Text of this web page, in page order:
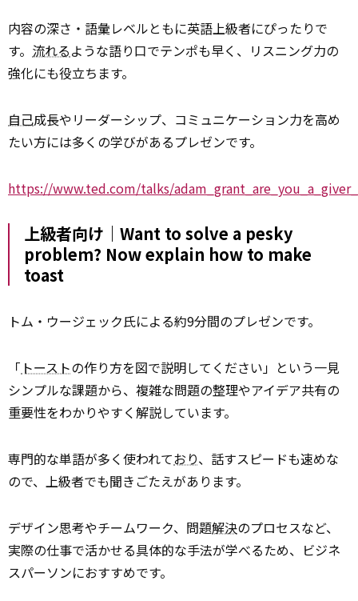
内容の深さ・語彙レベルともに英語上級者にぴったりで
す。 流れるような語り口でテンポも早く、リスニング力の
強化にも役立ちます。
自己成長やリーダーシップ、コミュニケーション力を高め
たい方には多くの学びがあるプレゼンです。
https://www.ted.com/talks/
上級者向け｜Want to solve a pesky
problem? Now explain how to make
toast
トム・ウージェック氏による約9分間のプレゼンです。
「 トーストの作り方を図で説明してください」という一見
シンプルな課題から、複雑な問題の整理やアイデア共有の
重要性をわかりやすく解説しています。
専門的な単語が多く使われており、話すスピードも速めな
ので、上級者でも聞きごたえがあります。
デザイン思考やチームワーク、問題解決のプロセスなど、
実際の仕事で活かせる具体的な手法が学べるため、ビジネ
スパーソンにおすすめです。